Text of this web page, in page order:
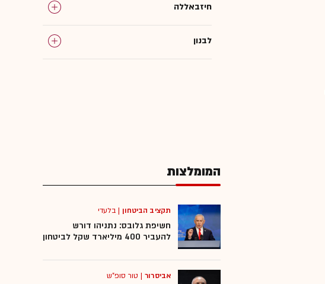
חיזבאללה
לבנון
צבא ארה"ב
כטב"מים
טילים
המומלצות
תקציב הביטחון |בלעדי
חשיפת גלובס: נתניהו דורש
להעביר 400 מיליארד שקל לביטחון
אביסרור| טור סופ"ש